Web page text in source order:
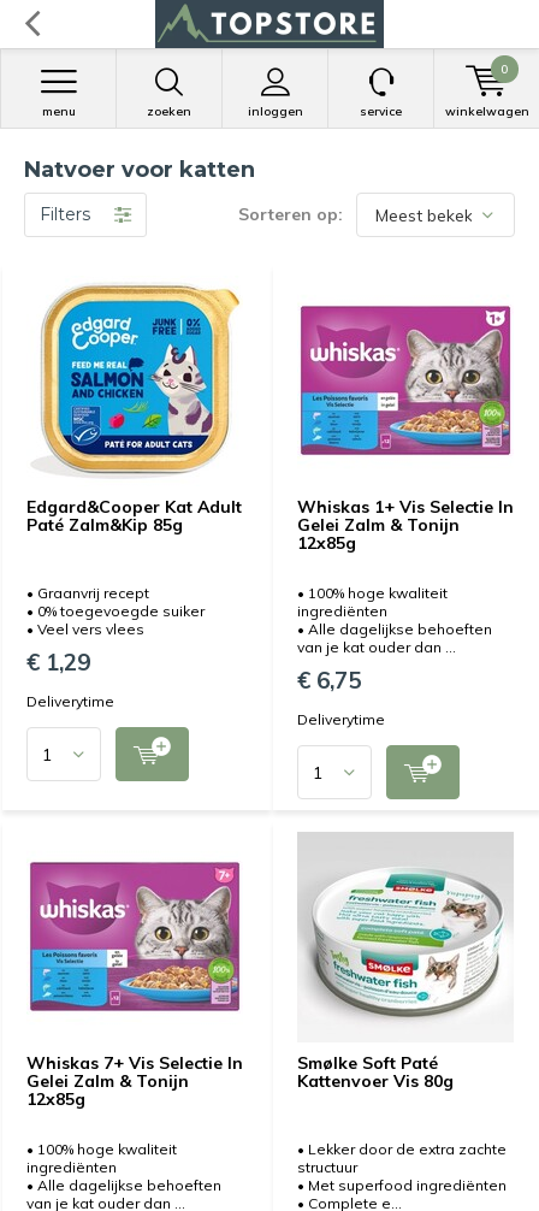
zoeken inloggen
menu service winkelwagen
0
Natvoer voor katten
Filters Sorteren op:
Edgard&Cooper Kat Adult
Paté Zalm&Kip 85g
• Graanvrij recept
• 0% toegevoegde suiker
• Veel vers vlees
€ 1,29
Deliverytime
Whiskas 1+ Vis Selectie In
Gelei Zalm & Tonijn
12x85g
• 100% hoge kwaliteit
ingrediënten
• Alle dagelijkse behoeften
van je kat ouder dan ...
€ 6,75
Deliverytime
Whiskas 7+ Vis Selectie In
Gelei Zalm & Tonijn
12x85g
• 100% hoge kwaliteit
ingrediënten
• Alle dagelijkse behoeften
van je kat ouder dan ...
Smølke Soft Paté
Kattenvoer Vis 80g
• Lekker door de extra zachte
structuur
• Met superfood ingrediënten
• Complete e...